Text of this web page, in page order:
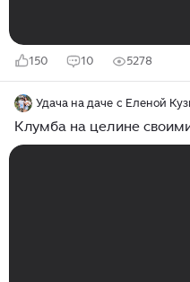
150 10 5278
Клумба на целине